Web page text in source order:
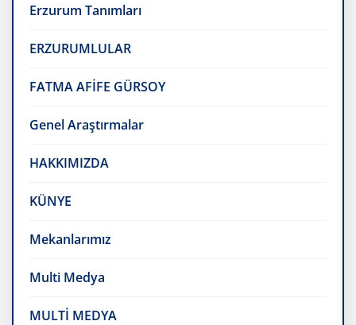
Erzurum Tanımları
ERZURUMLULAR
FATMA AFİFE GÜRSOY
Genel Araştırmalar
HAKKIMIZDA
KÜNYE
Mekanlarımız
Multi Medya
MULTİ MEDYA